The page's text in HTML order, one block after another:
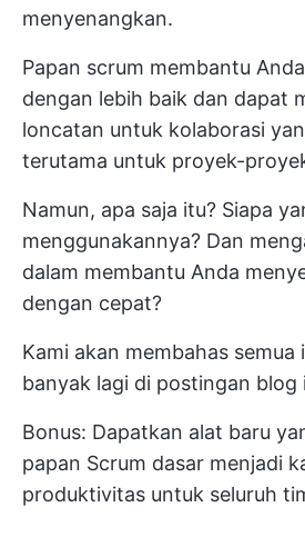
menyenangkan.
Papan scrum membantu Anda
dengan lebih baik dan dapat
loncatan untuk kolaborasi
terutama untuk proyek-
Namun, apa saja itu? Siapa
menggunakannya? Dan
dalam membantu Anda
dengan cepat?
Kami akan membahas semua
banyak lagi di postingan blog
Bonus: Dapatkan alat baru
papan Scrum dasar menjadi
produktivitas untuk seluruh